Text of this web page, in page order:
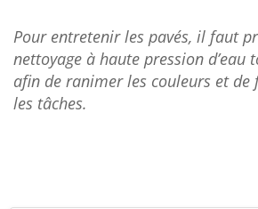
Pour entretenir les pavés, il faut
nettoyage à haute pression d’eau
afin de ranimer les couleurs et
les tâches.